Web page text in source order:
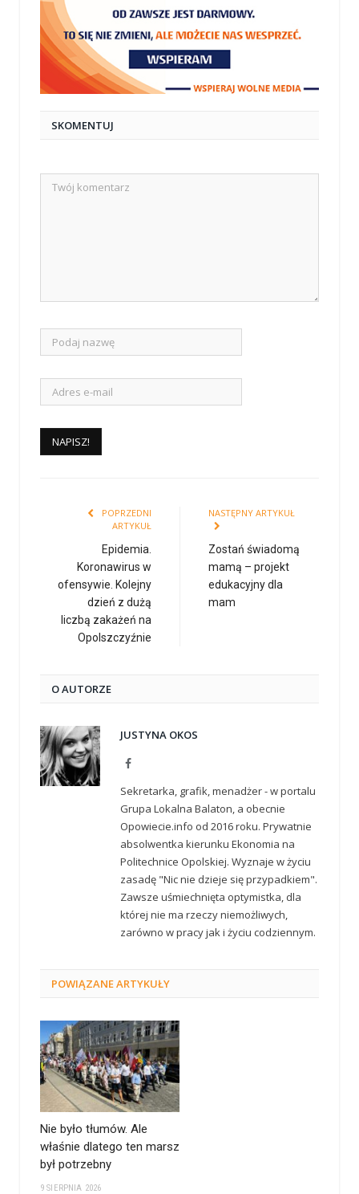
SKOMENTUJ
POPRZEDNI
ARTYKUŁ
Epidemia.
Koronawirus w
ofensywie. Kolejny
dzień z dużą
liczbą zakażeń na
Opolszczyźnie
NASTĘPNY ARTYKUŁ
Zostań świadomą
mamą – projekt
edukacyjny dla
mam
O AUTORZE
JUSTYNA OKOS
Facebook
Sekretarka, grafik, menadżer - w portalu
Grupa Lokalna Balaton, a obecnie
Opowiecie.info od 2016 roku. Prywatnie
absolwentka kierunku Ekonomia na
Politechnice Opolskiej. Wyznaje w życiu
zasadę "Nic nie dzieje się przypadkiem".
Zawsze uśmiechnięta optymistka, dla
której nie ma rzeczy niemożliwych,
zarówno w pracy jak i życiu codziennym.
POWIĄZANEARTYKUŁY
Nie było tłumów. Ale
właśnie dlatego ten marsz
był potrzebny
9 SIERPNIA 2026